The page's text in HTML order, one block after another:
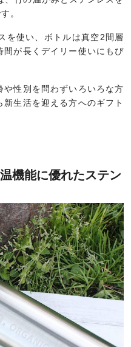
。
を使い、ボトルは真空2間層
間が長くデイリー使いにもぴ
や性別を問わずいろいろな方
生活を迎える方へのギフト
機能に優れたステン